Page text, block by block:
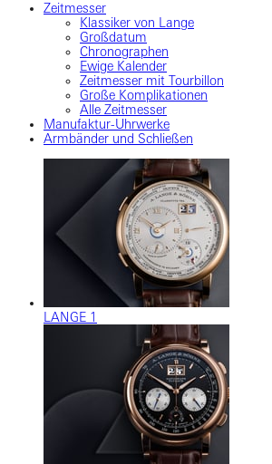
Zeitmesser
Klassiker von Lange
Großdatum
Chronographen
Ewige Kalender
Zeitmesser mit Tourbillon
Große Komplikationen
Alle Zeitmesser
Manufaktur-Uhrwerke
Armbänder und Schließen
LANGE 1